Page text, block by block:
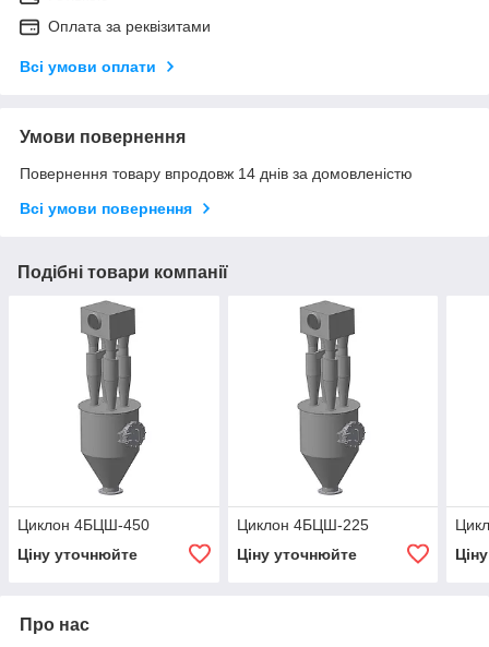
Оплата за реквізитами
Всі умови оплати
Умови повернення
Повернення товару впродовж 14 днів за домовленістю
Всі умови повернення
Подібні товари компанії
Циклон 4БЦШ-450
Ціну уточнюйте
Циклон 4БЦШ-225
Ціну уточнюйте
Про нас